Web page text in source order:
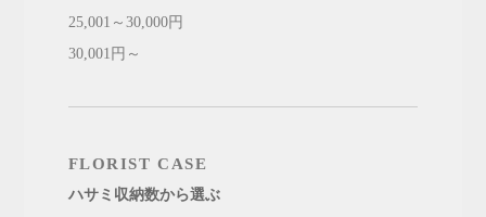
25,001～30,000円
30,001円～
FLORIST CASE
ハサミ収納数から選ぶ